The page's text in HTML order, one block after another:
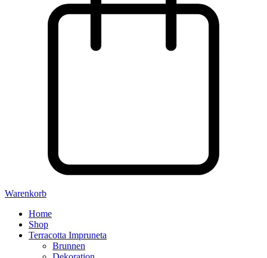
Warenkorb
Home
Shop
Terracotta Impruneta
Brunnen